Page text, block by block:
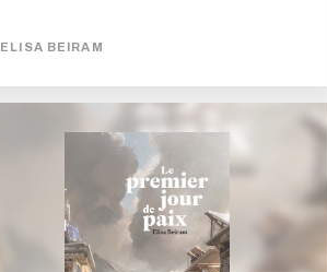
ELISA BEIRAM